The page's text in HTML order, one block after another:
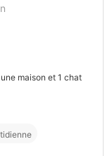
maison et 1 chat